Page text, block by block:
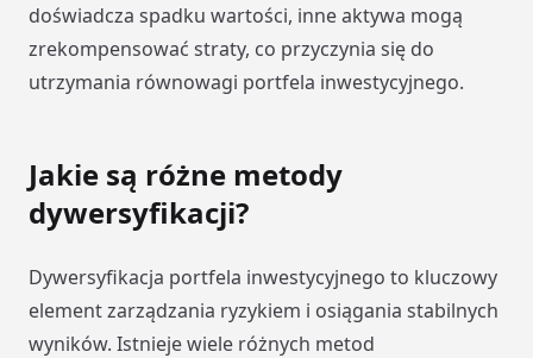
doświadcza spadku wartości, inne aktywa mogą
zrekompensować straty, co przyczynia się do
utrzymania równowagi portfela inwestycyjnego.
Jakie są różne metody
dywersyfikacji?
Dywersyfikacja portfela inwestycyjnego to kluczowy
element zarządzania ryzykiem i osiągania stabilnych
wyników. Istnieje wiele różnych metod